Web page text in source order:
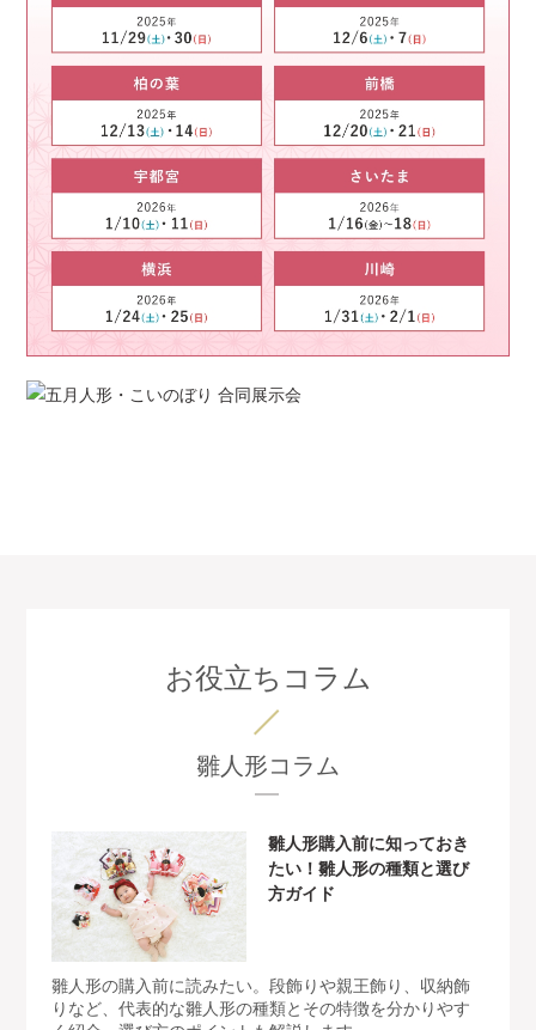
お役立ちコラム
雛人形コラム
雛人形購入前に知っておき
たい！雛人形の種類と選び
方ガイド
雛人形の購入前に読みたい。段飾りや親王飾り、収納飾
りなど、代表的な雛人形の種類とその特徴を分かりやす